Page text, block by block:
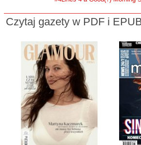
Czytaj gazety w PDF i